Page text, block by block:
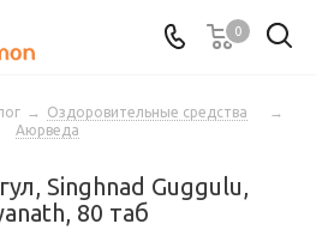
0
→ Оздоровительные средства
→
Аюрведа
Singhnad Guggulu,
80 таб